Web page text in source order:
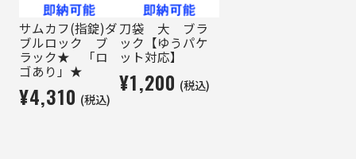
サムカフ(指錠)ダ
ブルロック ブ
ラック★ 「ロ
ゴあり」★
¥4,310 (税込)
刀袋 大 ブラ
ック【ゆうパケ
ット対応】
¥1,200 (税込)